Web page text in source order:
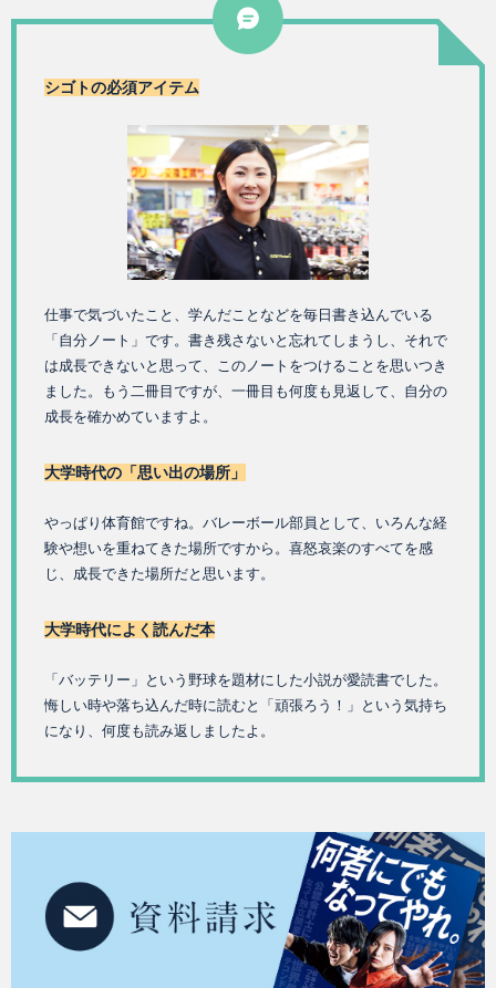
シゴトの必須アイテム
仕事で気づいたこと、学んだことなどを毎日書き込んでいる
「自分ノート」です。書き残さないと忘れてしまうし、それで
は成長できないと思って、このノートをつけることを思いつき
ました。もう二冊目ですが、一冊目も何度も見返して、自分の
成長を確かめていますよ。
大学時代の「思い出の場所」
やっぱり体育館ですね。バレーボール部員として、いろんな経
験や想いを重ねてきた場所ですから。喜怒哀楽のすべてを感
じ、成長できた場所だと思います。
大学時代によく読んだ本
「バッテリー」という野球を題材にした小説が愛読書でした。
悔しい時や落ち込んだ時に読むと「頑張ろう！」という気持ち
になり、何度も読み返しましたよ。